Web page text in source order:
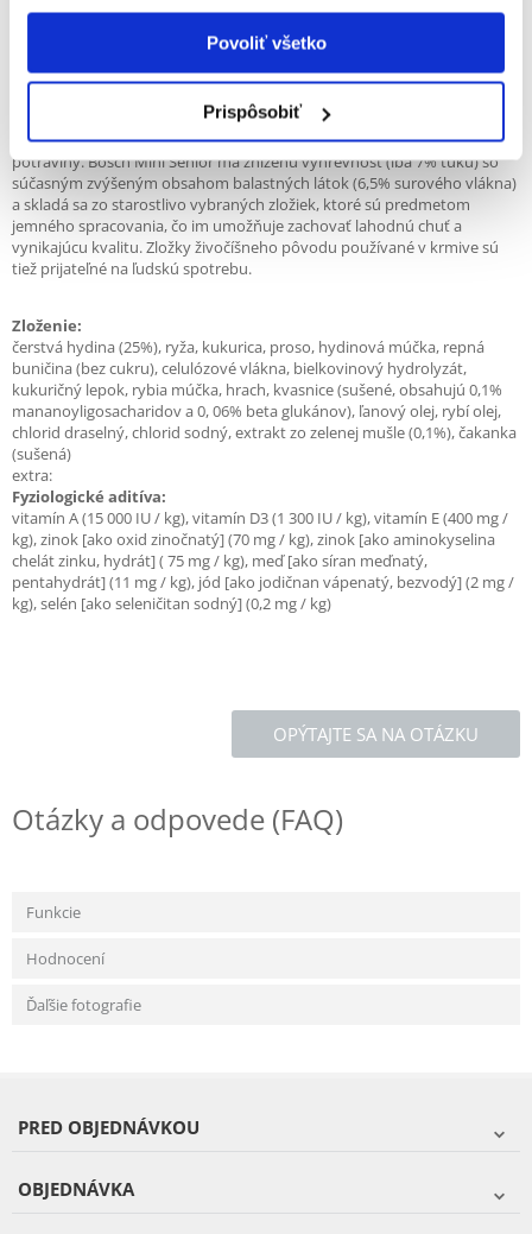
Povoliť všetko
Prispôsobiť
Bosch Mini Senior je krmivo pre domácich miláčikov starších ako 7
rokov. Obsah kalórií, bielkovín a minerálov sa výrazne znížil a samotné
krmivo neobsahuje pšenicu. Vďaka tomu staršie psy nezvyšujú
hmotnosť a proces starnutia buniek tela sa spomaľuje. Okrem toho,
manánov a glukánov, stabilizuje črevnú mikroflóru. Staršie psy majú
oveľa nižší energetický dopyt, a preto potrebujú špeciálne upravené
potraviny. Bosch Mini Senior má zníženú výhrevnosť (iba 7% tuku) so
súčasným zvýšeným obsahom balastných látok (6,5% surového vlákna)
a skladá sa zo starostlivo vybraných zložiek, ktoré sú predmetom
jemného spracovania, čo im umožňuje zachovať lahodnú chuť a
vynikajúcu kvalitu. Zložky živočíšneho pôvodu používané v krmive sú
tiež prijateľné na ľudskú spotrebu.
Zloženie:
čerstvá hydina (25%), ryža, kukurica, proso, hydinová múčka, repná
buničina (bez cukru), celulózové vlákna, bielkovinový hydrolyzát,
kukuričný lepok, rybia múčka, hrach, kvasnice (sušené, obsahujú 0,1%
mananoyligosacharidov a 0, 06% beta glukánov), ľanový olej, rybí olej,
chlorid draselný, chlorid sodný, extrakt zo zelenej mušle (0,1%), čakanka
(sušená)
extra:
Fyziologické aditíva:
vitamín A (15 000 IU / kg), vitamín D3 (1 300 IU / kg), vitamín E (400 mg /
kg), zinok [ako oxid zinočnatý] (70 mg / kg), zinok [ako aminokyselina
chelát zinku, hydrát] ( 75 mg / kg), meď [ako síran meďnatý,
pentahydrát] (11 mg / kg), jód [ako jodičnan vápenatý, bezvodý] (2 mg /
kg), selén [ako seleničitan sodný] (0,2 mg / kg)
OPÝTAJTE SA NA OTÁZKU
Otázky a odpovede (FAQ)
Funkcie
Hodnocení
Ďaľšie fotografie
PRED OBJEDNÁVKOU
OBJEDNÁVKA